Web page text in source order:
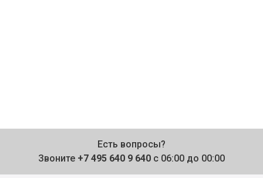
Есть вопросы?
Звоните +7 495 640 9 640 с 06:00 до 00:00